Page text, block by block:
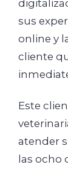
sus
online y
cliente
Este
atender
las ocho